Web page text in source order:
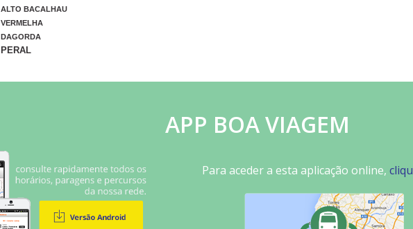
ALTO BACALHAU
VERMELHA
DAGORDA
PERAL
APP BOA VIAGEM
Para aceder a esta aplicação online,